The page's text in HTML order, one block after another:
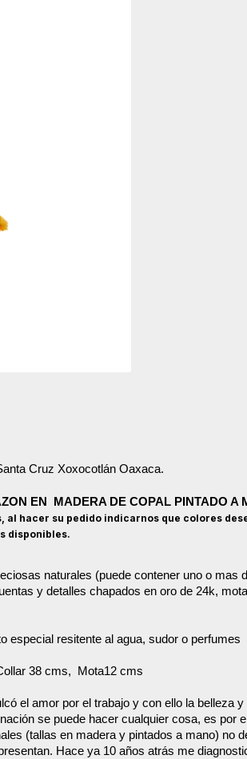
Cruz Xoxocotlán Oaxaca.
EN MADERA DE COPAL PINTADO A
al hacer su pedido indicarnos que colores
disponibles.
naturales (puede contener uno o mas
y detalles chapados en oro de 24k,
especial resitente al agua, sudor o perfumes
38 cms, Mota12 cms
el amor por el trabajo y con ello la belleza y
se puede hacer cualquier cosa, es por
(tallas en madera y pintados a mano) no
Hace ya 10 años atrás me